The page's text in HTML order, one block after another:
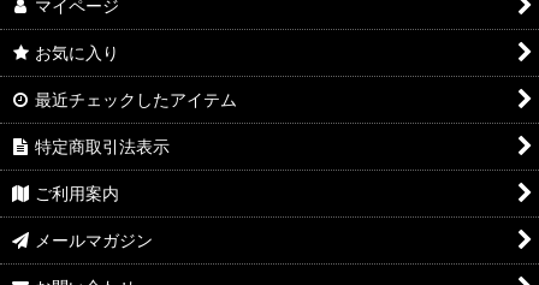
マイページ
お気に入り
最近チェックしたアイテム
特定商取引法表示
ご利用案内
メールマガジン